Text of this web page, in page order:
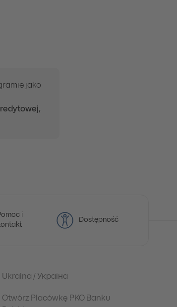
jako
i
Dostępność
Ukraina / Україна
Otwórz Placówkę PKO Banku